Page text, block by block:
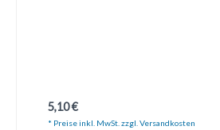
Regulärer Preis:
5,10 €
* Preise inkl. MwSt. zzgl. Versandkosten